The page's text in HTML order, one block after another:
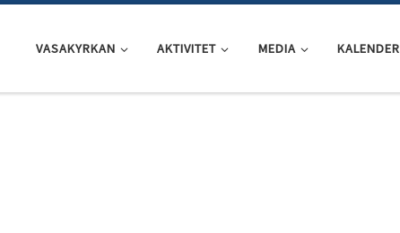
VASAKYRKAN AKTIVITET MEDIA KALENDER